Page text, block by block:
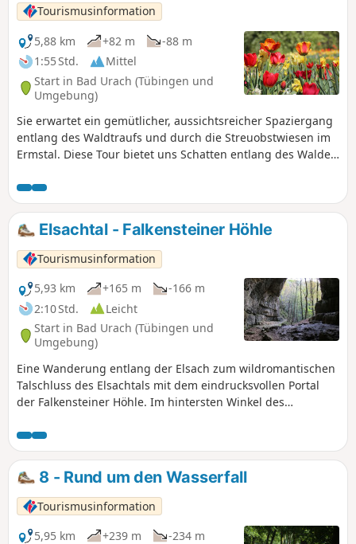
Tourismusinformation
5,88 km
+82 m
-88 m
1:55 Std.
Mittel
Start in Bad Urach (Tübingen und
Umgebung)
Sie erwartet ein gemütlicher, aussichtsreicher Spaziergang
entlang des Waldtraufs und durch die Streuobstwiesen im
Ermstal. Diese Tour bietet uns Schatten entlang des Waldes
Sie bringt uns vorbei an zwei botanischen Gärten, dem
"Garten der Stille" und dem "Garten Eden". Da ein kurzer
Anstieg überwunden wird, können wir die Aussicht ins
Kolzental, über die Felder und auf die Burgruine
Hohenurach genießen. Der Weg ist bei jeder Witterung gut
begehbar.
Elsachtal - Falkensteiner Höhle
Tourismusinformation
5,93 km
+165 m
-166 m
2:10 Std.
Leicht
Start in Bad Urach (Tübingen und
Umgebung)
Eine Wanderung entlang der Elsach zum wildromantischen
Talschluss des Elsachtals mit dem eindrucksvollen Portal
der Falkensteiner Höhle. Im hintersten Winkel des
Schwäbischen Alb, die Falkensteiner Höhle. Sie kann zwar
nur von erfahrenen, gut ausgerüsteten Höhlenforschern
begangen, oder - wie die Fachleute sagen - befahren
werden, aber eine Wanderung entlang der Elsach zum
wildromantischen Talschluss mit dem eindrucksvollen
Portal der Falkensteiner Höhle lohnt sich dennoch. Der
Rückweg ist mit dem Hinweg identisch.
8 - Rund um den Wasserfall
Tourismusinformation
5,95 km
+239 m
-234 m